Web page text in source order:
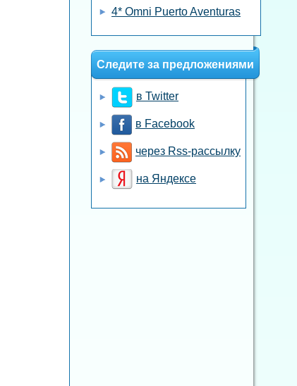
4* Omni Puerto Aventuras
Следите за предложениями
в Twitter
в Facebook
через Rss-рассылку
на Яндексе